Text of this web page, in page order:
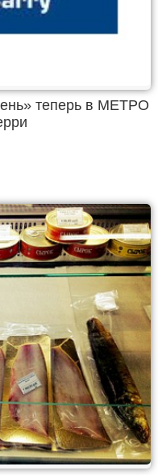
теперь в МЕТРО